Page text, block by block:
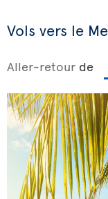
Vols vers le
Aller-retour de